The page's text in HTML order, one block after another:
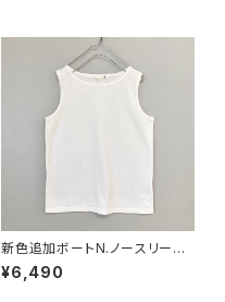
新色追加ボートN.ノースリーブ
【43204】
¥6,490